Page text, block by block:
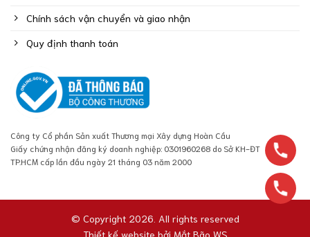
Chính sách vận chuyển và giao nhận
Quy định thanh toán
Công ty Cổ phần Sản xuất Thương mại Xây dựng Hoàn Cầu
Giấy chứng nhận đăng ký doanh nghiệp: 0301960268 do Sở KH-ĐT
TP.HCM cấp lần đầu ngày 21 tháng 03 năm 2000
© Copyright 2026. All rights reserved
Thiết kế website bởi Mắt Bão WS